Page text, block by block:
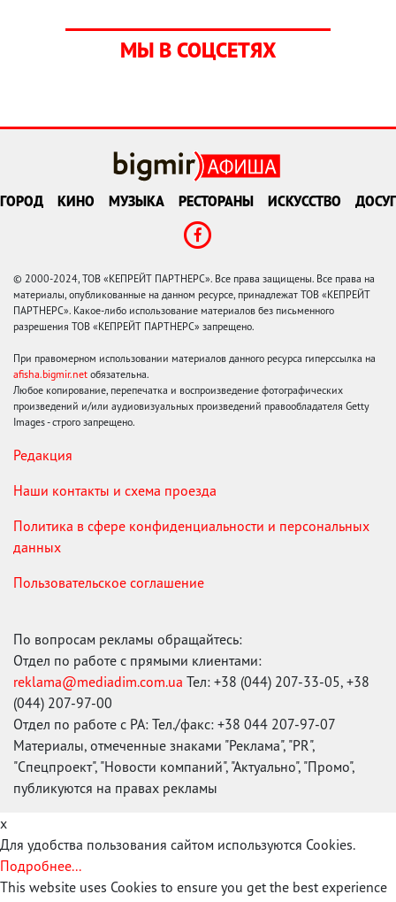
МЫ В СОЦСЕТЯХ
ГОРОД КИНО МУЗЫКА РЕСТОРАНЫ ИСКУССТВО ДОСУГ
© 2000-2024, ТОВ «КЕПРЕЙТ ПАРТНЕРС». Все права защищены. Все права на
материалы, опубликованные на данном ресурсе, принадлежат ТОВ «КЕПРЕЙТ
ПАРТНЕРС». Какое-либо использование материалов без письменного
разрешения ТОВ «КЕПРЕЙТ ПАРТНЕРС» запрещено.
При правомерном использовании материалов данного ресурса гиперссылка на
afisha.bigmir.net обязательна.
Любое копирование, перепечатка и воспроизведение фотографических
произведений и/или аудиовизуальных произведений правообладателя Getty
Images - строго запрещено.
Редакция
Наши контакты и схема проезда
Политика в сфере конфиденциальности и персональных
данных
Пользовательское соглашение
По вопросам рекламы обращайтесь:
Отдел по работе с прямыми клиентами:
reklama@mediadim.com.ua Тел: +38 (044) 207-33-05, +38
(044) 207-97-00
Отдел по работе с РА: Тел./факс: +38 044 207-97-07
Материалы, отмеченные знаками "Реклама", "PR",
"Спецпроект", "Новости компаний", "Актуально", "Промо",
публикуются на правах рекламы
x
Для удобства пользования сайтом используются Cookies.
Подробнее...
This website uses Cookies to ensure you get the best experience